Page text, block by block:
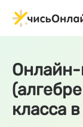
Онлайн-
класса